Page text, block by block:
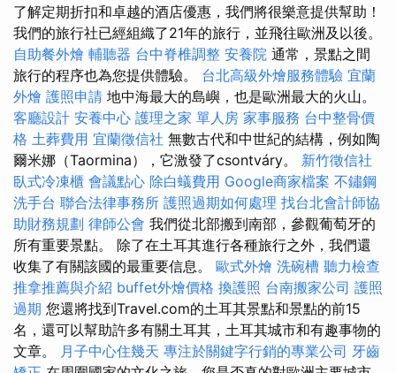
了解定期折扣和卓越的酒店優惠，我們將很樂意提供幫助！
我們的旅行社已經組織了21年的旅行，並飛往歐洲及以後。
自助餐外燴 輔聽器 台中脊椎調整 安養院 通常，景點之間
旅行的程序也為您提供體驗。 台北高級外燴服務體驗 宜蘭
外燴 護照申請 地中海最大的島嶼，也是歐洲最大的火山。
客廳設計 安養中心 護理之家 單人房 家事服務 台中整骨價
格 土葬費用 宜蘭徵信社 無數古代和中世紀的結構，例如陶
爾米娜（Taormina），它激發了csontváry。 新竹徵信社
臥式冷凍櫃 會議點心 除白蟻費用 Google商家檔案 不鏽鋼
洗手台 聯合法律事務所 護照過期如何處理 找台北會計師協
助財務規劃 律師公會 我們從北部搬到南部，參觀葡萄牙的
所有重要景點。 除了在土耳其進行各種旅行之外，我們還
收集了有關該國的最重要信息。 歐式外燴 洗碗槽 聽力檢查
推拿推薦與介紹 buffet外燴價格 換護照 台南搬家公司 護照
過期 您還將找到Travel.com的土耳其景點和景點的前15
名，還可以幫助許多有關土耳其，土耳其城市和有趣事物的
文章。 月子中心住幾天 專注於關鍵字行銷的專業公司 牙齒